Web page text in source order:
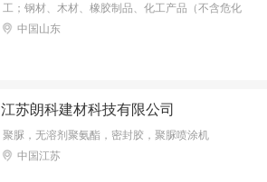
工；钢材、木材、橡胶制品、化工产品（不含危化
品）、服装、日用百货、保温材料的批发、零售；
中国山东
江苏朗科建材科技有限公司
聚脲，无溶剂聚氨酯，密封胶，聚脲喷涂机
中国江苏